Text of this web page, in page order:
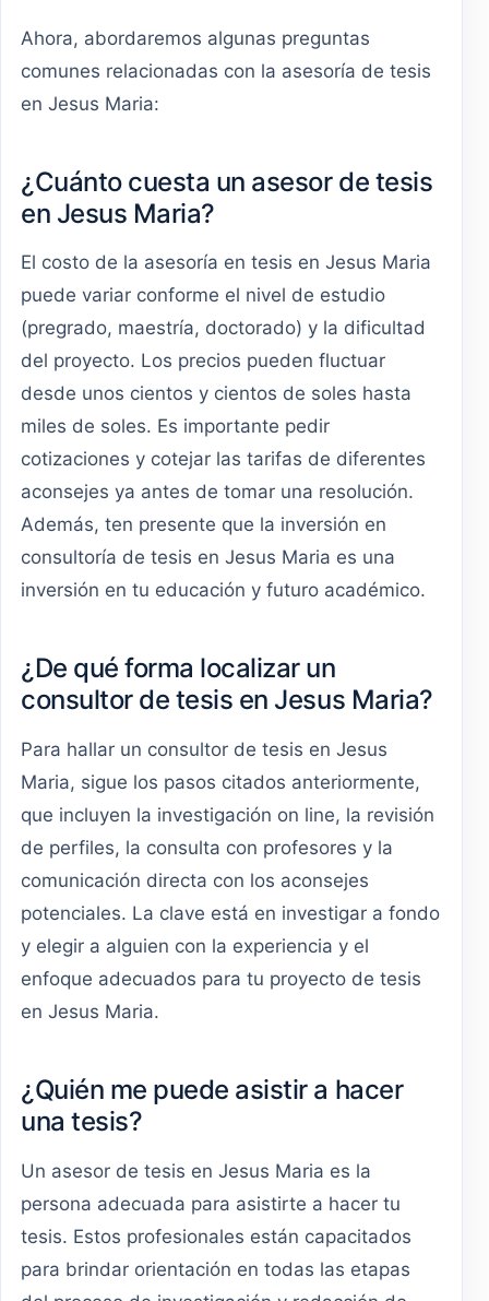
Ahora, abordaremos algunas preguntas
comunes relacionadas con la asesoría de tesis
en Jesus Maria:
¿Cuánto cuesta un asesor de tesis
en Jesus Maria?
El costo de la asesoría en tesis en Jesus Maria
puede variar conforme el nivel de estudio
(pregrado, maestría, doctorado) y la dificultad
del proyecto. Los precios pueden fluctuar
desde unos cientos y cientos de soles hasta
miles de soles. Es importante pedir
cotizaciones y cotejar las tarifas de diferentes
aconsejes ya antes de tomar una resolución.
Además, ten presente que la inversión en
consultoría de tesis en Jesus Maria es una
inversión en tu educación y futuro académico.
¿De qué forma localizar un
consultor de tesis en Jesus Maria?
Para hallar un consultor de tesis en Jesus
Maria, sigue los pasos citados anteriormente,
que incluyen la investigación on line, la revisión
de perfiles, la consulta con profesores y la
comunicación directa con los aconsejes
potenciales. La clave está en investigar a fondo
y elegir a alguien con la experiencia y el
enfoque adecuados para tu proyecto de tesis
en Jesus Maria.
¿Quién me puede asistir a hacer
una tesis?
Un asesor de tesis en Jesus Maria es la
persona adecuada para asistirte a hacer tu
tesis. Estos profesionales están capacitados
para brindar orientación en todas las etapas